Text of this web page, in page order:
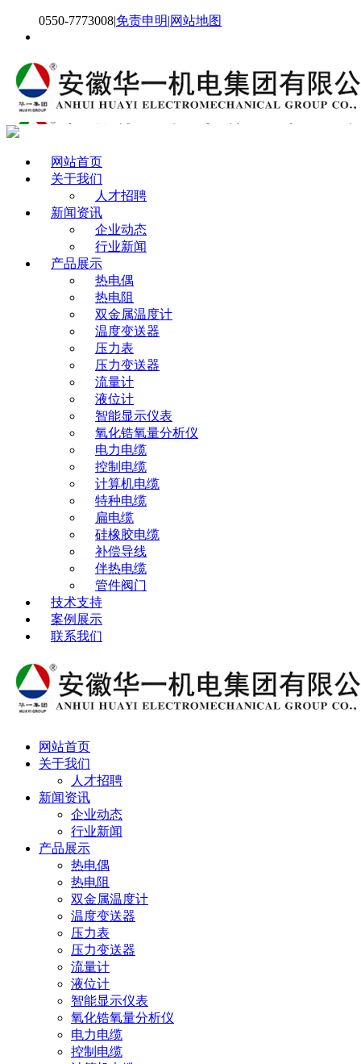
0550-7773008|免责申明|网站地图
网站首页
关于我们
人才招聘
新闻资讯
企业动态
行业新闻
产品展示
热电偶
热电阻
双金属温度计
温度变送器
压力表
压力变送器
流量计
液位计
智能显示仪表
氧化锆氧量分析仪
电力电缆
控制电缆
计算机电缆
特种电缆
扁电缆
硅橡胶电缆
补偿导线
伴热电缆
管件阀门
技术支持
案例展示
联系我们
网站首页
关于我们
人才招聘
新闻资讯
企业动态
行业新闻
产品展示
热电偶
热电阻
双金属温度计
温度变送器
压力表
压力变送器
流量计
液位计
智能显示仪表
氧化锆氧量分析仪
电力电缆
控制电缆